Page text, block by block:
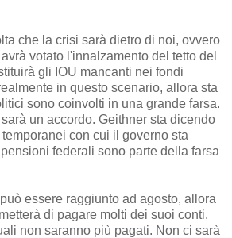
che la crisi sarà dietro di noi, ovvero
votato l'innalzamento del tetto del
gli IOU mancanti nei fondi
in questo scenario, allora sta
sono coinvolti in una grande farsa.
un accordo. Geithner sta dicendo
con cui il governo sta
federali sono parte della farsa
essere raggiunto ad agosto, allora
di pagare molti dei suoi conti.
non saranno più pagati. Non ci sarà